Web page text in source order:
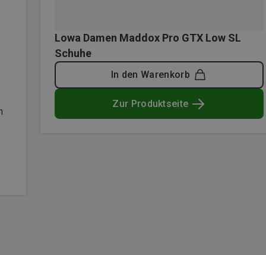
Lowa Damen Maddox Pro GTX Low SL
Schuhe
In den Warenkorb
Zur Produktseite